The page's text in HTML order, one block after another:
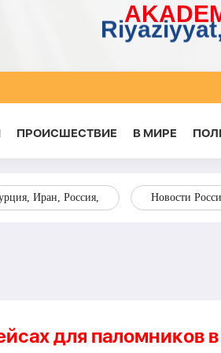
ПРОИСШЕСТВИЕ В МИРЕ
Иран, Россия, Новости
для паломников в